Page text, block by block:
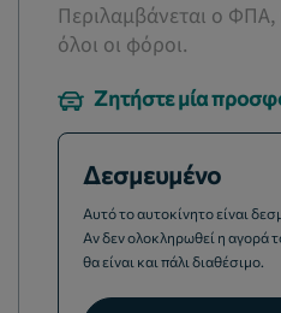
Περιλαμβάνεται ο ΦΠΑ,
όλοι οι φόροι.
Ζητήστε μία
Δεσμευμένο
Αυτό το αυτοκίνητο είναι
Αν δεν ολοκληρωθεί η αγορά
θα είναι και πάλι διαθέσιμο.